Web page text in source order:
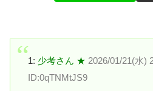
1: 少考さん ★ 2026/01/21(水)
ID:0qTNMtJS9